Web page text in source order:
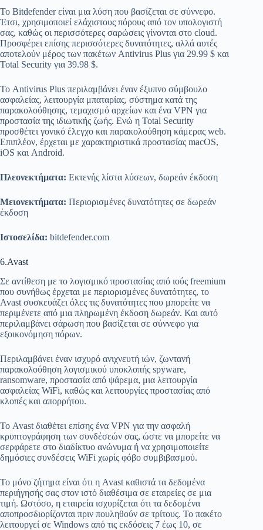
Το Bitdefender είναι μια λύση που βασίζεται σε σύννεφο.
Έτσι, χρησιμοποιεί ελάχιστους πόρους από τον υπολογιστή
σας, καθώς οι περισσότερες σαρώσεις γίνονται στο cloud.
Προσφέρει επίσης περισσότερες δυνατότητες, αλλά αυτές
αποτελούν μέρος των πακέτων Antivirus Plus για 29.99 $ και
Total Security για 39.98 $.
Το Antivirus Plus περιλαμβάνει έναν έξυπνο σύμβουλο
ασφαλείας, λειτουργία μπαταρίας, σύστημα κατά της
παρακολούθησης, τεμαχισμό αρχείων και ένα VPN για
προστασία της ιδιωτικής ζωής. Ενώ η Total Security
προσθέτει γονικό έλεγχο και παρακολούθηση κάμερας web.
Επιπλέον, έρχεται με χαρακτηριστικά προστασίας macOS,
iOS και Android.
Πλεονεκτήματα: Εκτενής λίστα λύσεων, δωρεάν έκδοση
Μειονεκτήματα: Περιορισμένες δυνατότητες σε δωρεάν
έκδοση
Ιστοσελίδα: bitdefender.com
6.Avast
Σε αντίθεση με το λογισμικό προστασίας από ιούς freemium
που συνήθως έρχεται με περιορισμένες δυνατότητες, το
Avast συσκευάζει όλες τις δυνατότητες που μπορείτε να
περιμένετε από μια πληρωμένη έκδοση δωρεάν. Και αυτό
περιλαμβάνει σάρωση που βασίζεται σε σύννεφο για
εξοικονόμηση πόρων.
Περιλαμβάνει έναν ισχυρό ανιχνευτή ιών, ζωντανή
παρακολούθηση λογισμικού υποκλοπής spyware,
ransomware, προστασία από ψάρεμα, μια λειτουργία
ασφαλείας WiFi, καθώς και λειτουργίες προστασίας από
κλοπές και απορρήτου.
Το Avast διαθέτει επίσης ένα VPN για την ασφαλή
κρυπτογράφηση των συνδέσεών σας, ώστε να μπορείτε να
σερφάρετε στο διαδίκτυο ανώνυμα ή να χρησιμοποιείτε
δημόσιες συνδέσεις WiFi χωρίς φόβο συμβιβασμού.
Το μόνο ζήτημα είναι ότι η Avast καθιστά τα δεδομένα
περιήγησής σας στον ιστό διαθέσιμα σε εταιρείες σε μια
τιμή. Ωστόσο, η εταιρεία ισχυρίζεται ότι τα δεδομένα
αποπροσδιορίζονται πριν πουληθούν σε τρίτους. Το πακέτο
λειτουργεί σε Windows από τις εκδόσεις 7 έως 10, σε